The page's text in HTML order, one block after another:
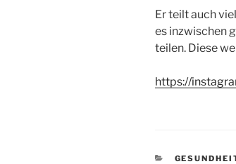
Er teilt auch
es inzwischen
teilen. Diese
https://